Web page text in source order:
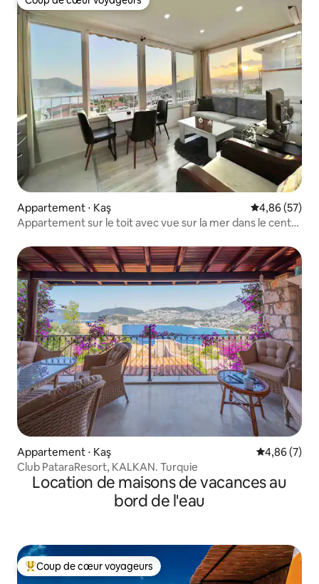
Coup de cœur voyageurs
Appartement ⋅ Kaş Évaluation
4,86 (57)
Appartement sur le toit avec vue sur la mer dans le centre
Appartement ⋅ Kaş Évaluation
4,86 (7)
Club PataraResort, KALKAN. Turquie
Location de maisons de vacances au
bord de l'eau
Coups de cœur voyageurs les plus appréciés
Coup de cœur voyageurs